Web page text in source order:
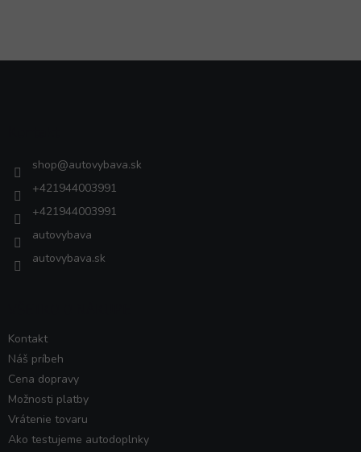
shop@autovybava.sk
+421944003991
+421944003991
autovybava
autovybava.sk
Kontakt
Náš príbeh
Cena dopravy
Možnosti platby
Vrátenie tovaru
Ako testujeme autodoplnky